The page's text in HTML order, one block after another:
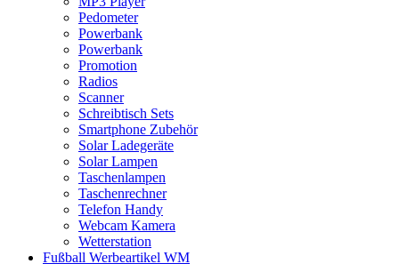
Pedometer
Powerbank
Powerbank
Promotion
Radios
Scanner
Schreibtisch Sets
Smartphone Zubehör
Solar Ladegeräte
Solar Lampen
Taschenlampen
Taschenrechner
Telefon Handy
Webcam Kamera
Wetterstation
Fußball Werbeartikel WM